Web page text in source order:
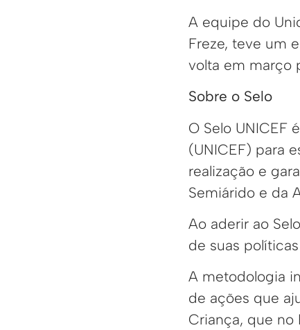
A equipe do
Freze, teve um
volta em março
Sobre o Selo
O Selo UNICEF
(UNICEF) para
realização e
Semiárido e da
Ao aderir ao
de suas
A metodologia
de ações que
Criança, que no